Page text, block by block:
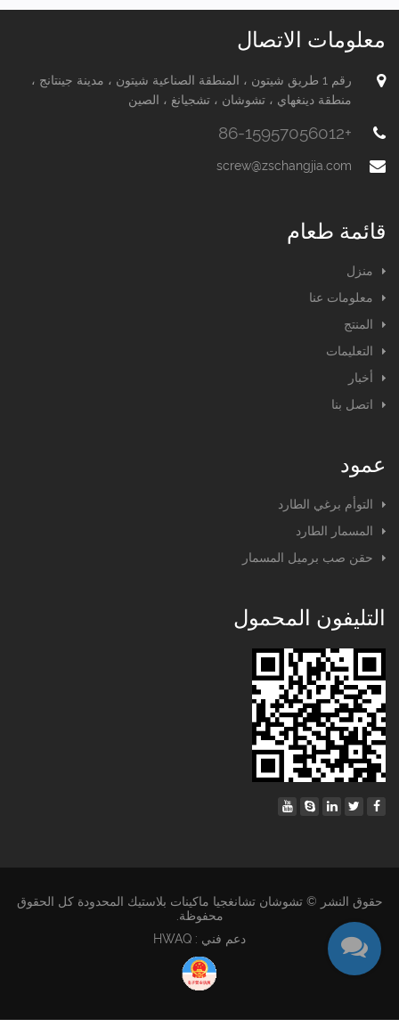
معلومات الاتصال
رقم 1 طريق شيتون ، المنطقة الصناعية شيتون ، مدينة جينتانج ،
منطقة دينغهاي ، تشوشان ، تشجيانغ ، الصين
+86-15957056012
screw@zschangjia.com
قائمة طعام
منزل
معلومات عنا
المنتج
التعليمات
أخبار
اتصل بنا
عمود
التوأم برغي الطارد
المسمار الطارد
حقن صب برميل المسمار
التليفون المحمول
حقوق النشر © تشوشان تشانغجيا ماكينات بلاستيك المحدودة كل الحقوق
محفوظة.
دعم فني : HWAQ